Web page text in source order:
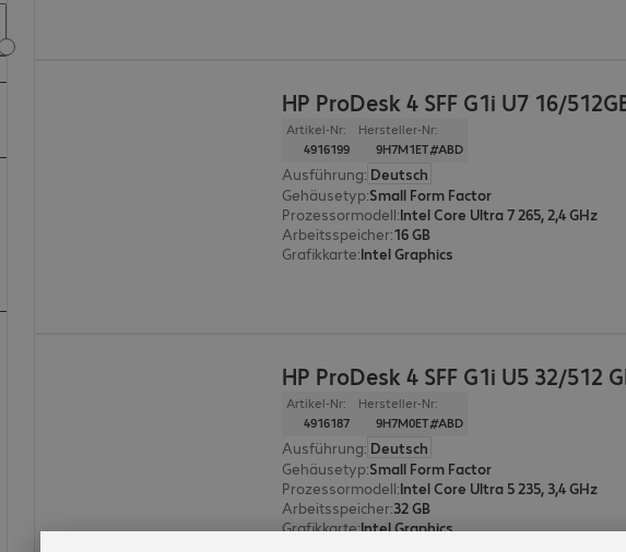
HP ProDesk 4 SFF G1i U7 16/
Artikel-Nr:
4916199
Hersteller-Nr:
9H7M1ET#ABD
Ausführung: Deutsch
Gehäusetyp:Small Form Factor
Prozessormodell:Intel Core Ultra 7 265, 2,4 GHz
Arbeitsspeicher:16 GB
Grafikkarte:Intel Graphics
HP ProDesk 4 SFF G1i U5 32/512
Artikel-Nr:
4916187
Hersteller-Nr:
9H7M0ET#ABD
Ausführung: Deutsch
Gehäusetyp:Small Form Factor
Prozessormodell:Intel Core Ultra 5 235, 3,4 GHz
Arbeitsspeicher:32 GB
Grafikkarte:Intel Graphics